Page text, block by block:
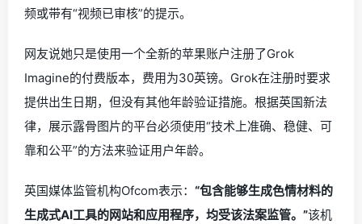
频或带有“视频已审核”的提示。
网友说她只是使用一个全新的苹果账户注册了Grok
Imagine的付费版本，费用为30英镑。Grok在注册时要求
提供出生日期，但没有其他年龄验证措施。根据英国新法
律，展示露骨图片的平台必须使用“技术上准确、稳健、可
靠和公平”的方法来验证用户年龄。
英国媒体监管机构Ofcom表示： “包含能够生成色情材料的
生成式AI工具的网站和应用程序，均受该法案监管。”该机